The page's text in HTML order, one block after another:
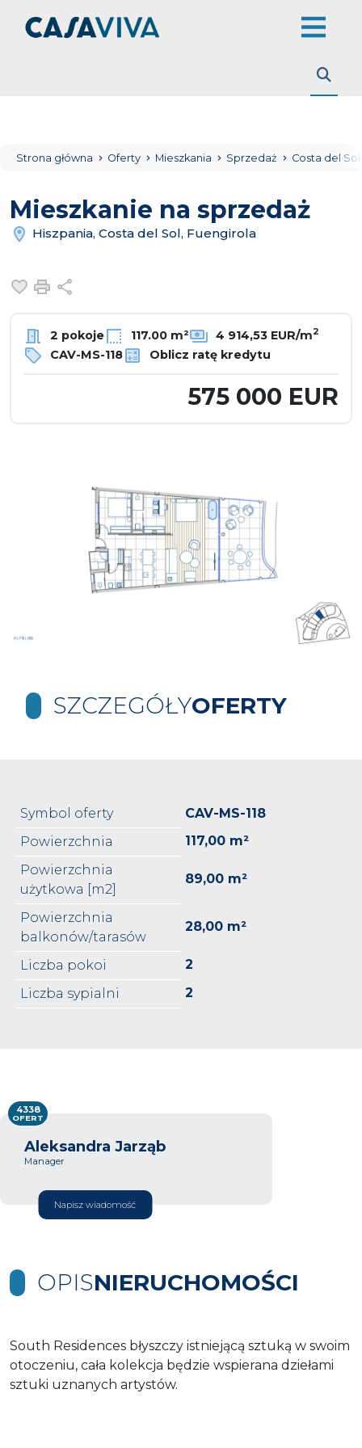
Strona główna Oferty Mieszkania Sprzedaż Costa del Sol
Mieszkanie na sprzedaż
Hiszpania, Costa del Sol, Fuengirola
Dodaj do ulubionych
Drukuj
2 pokoje 117.00 m² 4 914,53 EUR/m2
CAV-MS-118 Oblicz ratę kredytu
575 000 EUR
SZCZEGÓŁYOFERTY
Symbol oferty
CAV-MS-118
Powierzchnia
117,00 m²
Powierzchnia
użytkowa [m2]
89,00 m²
Powierzchnia
balkonów/tarasów
28,00 m²
Liczba pokoi
2
Liczba sypialni
2
Aleksandra Jarząb
Manager
Napisz wiadomość
4338
OFERT
OPISNIERUCHOMOŚCI
South Residences błyszczy istniejącą sztuką w swoim
otoczeniu, cała kolekcja będzie wspierana dziełami
sztuki uznanych artystów.